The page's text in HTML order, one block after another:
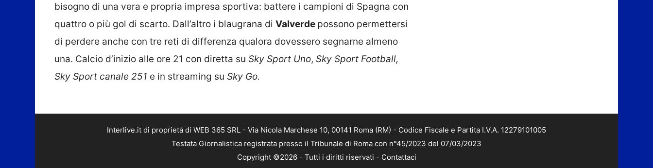
bisogno di una vera e propria impresa sportiva: battere i campioni di Spagna con
quattro o più gol di scarto. Dall’altro i blaugrana di Valverde possono permettersi
di perdere anche con tre reti di differenza qualora dovessero segnarne almeno
una. Calcio d’inizio alle ore 21 con diretta su Sky Sport Uno, Sky Sport Football,
Sky Sport canale 251 e in streaming su Sky Go.
Interlive.it di proprietà di WEB 365 SRL - Via Nicola Marchese 10, 00141 Roma (RM) - Codice Fiscale e Partita I.V.A. 12279101005
Testata Giornalistica registrata presso il Tribunale di Roma con n°45/2023 del 07/03/2023
Copyright ©2026 - Tutti i diritti riservati - Contattaci